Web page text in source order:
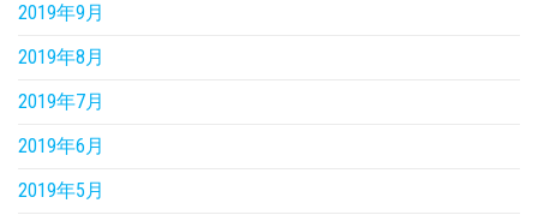
2019年9月
2019年8月
2019年7月
2019年6月
2019年5月